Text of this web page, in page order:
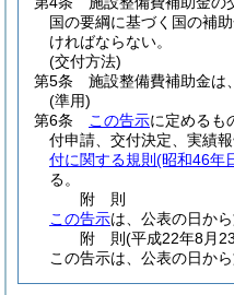
国の要綱に基づく国の補
ければならない。
(交付方法)
第5条
施設整備費補助金は
(準用)
第6条
この告示に定めるも
付申請、交付決定、実績報
付に関する規則 (昭和46年
る。
附 則
この告示は、公表の日から
附 則(平成22年8月
この告示は、公表の日から